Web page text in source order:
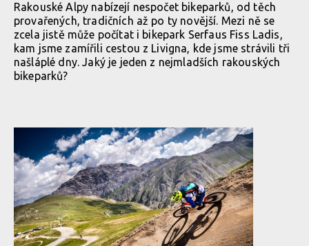
Rakouské Alpy nabízejí nespočet bikeparků, od těch
provařených, tradičních až po ty novější. Mezi ně se
zcela jistě může počítat i bikepark Serfaus Fiss Ladis,
kam jsme zamířili cestou z Livigna, kde jsme strávili tři
našláplé dny. Jaký je jeden z nejmladších rakouských
bikeparků?